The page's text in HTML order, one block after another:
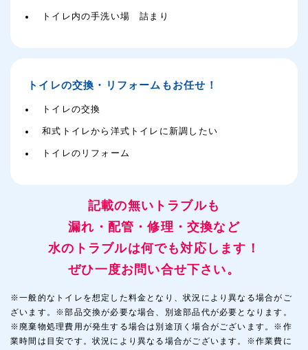
トイレ内の手洗い場 詰まり
トイレの交換・リフォームもお任せ！
トイレの交換
和式トイレから洋式トイレに新調したい
トイレのリフォーム
記載の無いトラブルも
漏れ・配管・修理・交換など
水のトラブルは何でも対応します！
ぜひ一度お問い合せ下さい。
※一般的なトイレを想定した料金となり、状況により異なる場合がご
ざいます。※部品交換が必要な場合、別途部品代が必要となります。
※廃棄物処理費用が発生する場合は別途頂く場合がございます。※作
業時間は目安です。状況により異なる場合がございます。※作業費に